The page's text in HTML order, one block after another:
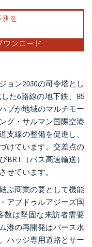
ョン2030の司令塔とし
た6路線の地下鉄、85
ブが地域のマルチモー
グ・サルマン国際空港
支線の整備を促進し、
けています。交差点の
BRT（バス高速輸送）
せています。
ぶ商業の要として機能
アブドゥルアジーズ国
数は堅固な来訪者需要
港の再開発はバース水
ハッジ専用道路とサー